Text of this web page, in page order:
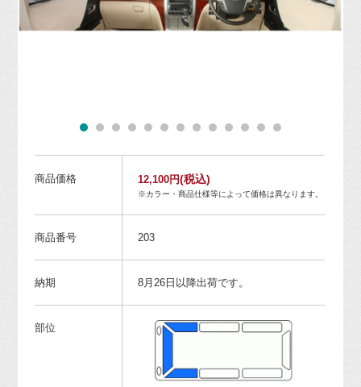
商品価格 12,100円(税込)
※カラー・商品仕様等によって価格は異なります。
商品番号 203
納期 8月26日以降出荷です。
部位